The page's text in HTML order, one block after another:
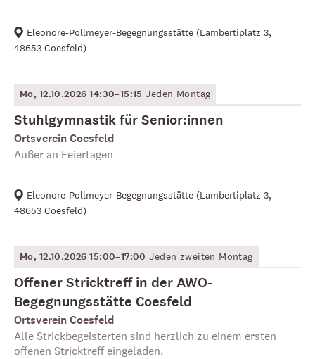
Eleonore-Pollmeyer-Begegnungsstätte (Lambertiplatz 3,
48653 Coesfeld)
Mo, 12.10.2026 14:30–15:15 Jeden Montag
Stuhlgymnastik für Senior:innen
Ortsverein Coesfeld
Außer an Feiertagen
Eleonore-Pollmeyer-Begegnungsstätte (Lambertiplatz 3,
48653 Coesfeld)
Mo, 12.10.2026 15:00–17:00 Jeden zweiten Montag
Offener Stricktreff in der AWO-
Begegnungsstätte Coesfeld
Ortsverein Coesfeld
Alle Strickbegeisterten sind herzlich zu einem ersten
offenen Stricktreff eingeladen.